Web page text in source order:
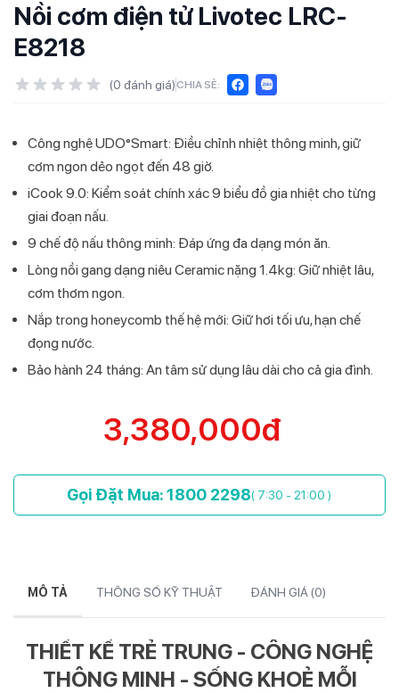
Nồi cơm điện tử Livotec LRC-
E8218
(0 đánh giá)CHIA SẺ:
Công nghệ UDO°Smart: Điều chỉnh nhiệt thông minh, giữ
cơm ngon dẻo ngọt đến 48 giờ.
iCook 9.0: Kiểm soát chính xác 9 biểu đồ gia nhiệt cho từng
giai đoạn nấu.
9 chế độ nấu thông minh: Đáp ứng đa dạng món ăn.
Lòng nồi gang dạng niêu Ceramic nặng 1.4kg: Giữ nhiệt lâu,
cơm thơm ngon.
Nắp trong honeycomb thế hệ mới: Giữ hơi tối ưu, hạn chế
đọng nước.
Bảo hành 24 tháng: An tâm sử dụng lâu dài cho cả gia đình.
3,380,000đ
Gọi Đặt Mua: 1800 2298( 7:30 - 21:00 )
MÔ TẢ THÔNG SỐ KỸ THUẬT ĐÁNH GIÁ (0)
THIẾT KẾ TRẺ TRUNG - CÔNG NGHỆ
THÔNG MINH - SỐNG KHOẺ MỖI